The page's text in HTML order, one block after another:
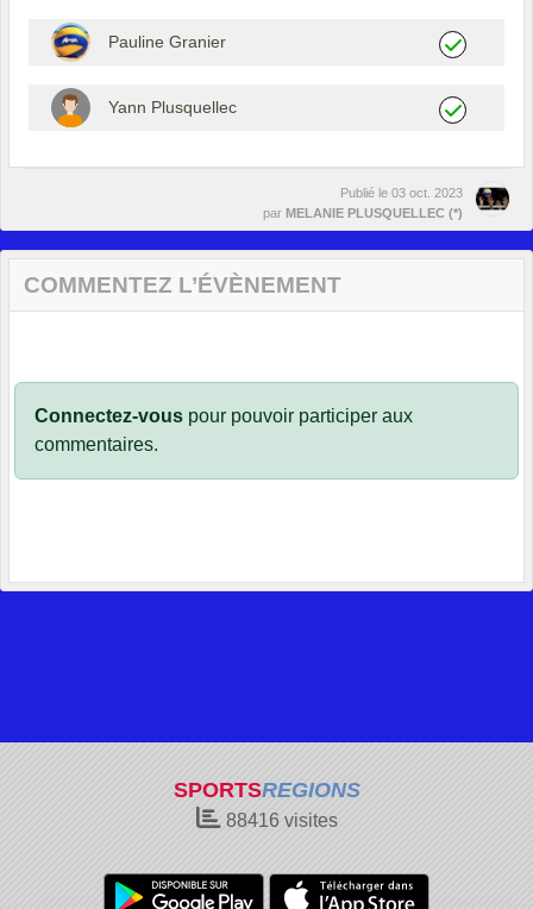
Pauline Granier
Yann Plusquellec
Publié le 03 oct. 2023
par MELANIE PLUSQUELLEC (*)
COMMENTEZ L’ÉVÈNEMENT
Connectez-vous pour pouvoir participer aux
commentaires.
SPORTSREGIONS
88416visites